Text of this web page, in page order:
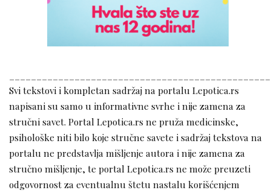
Svi tekstovi i kompletan sadržaj na portalu Lepotica.rs
napisani su samo u informativne svrhe i nije zamena za
stručni savet. Portal Lepotica.rs ne pruža medicinske,
psihološke niti bilo koje stručne savete i sadržaj tekstova na
portalu ne predstavlja mišljenje autora i nije zamena za
stručno mišljenje, te portal Lepotica.rs ne može preuzeti
odgovornost za eventualnu štetu nastalu korišćenjem